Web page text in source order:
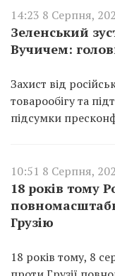
14:23 8 Серпня,
Зеленський
Вучичем:
Захист від
товарообігу та
підсумки
10:51 8 Серпня,
18 років тому
Грузію
18 років тому, 8